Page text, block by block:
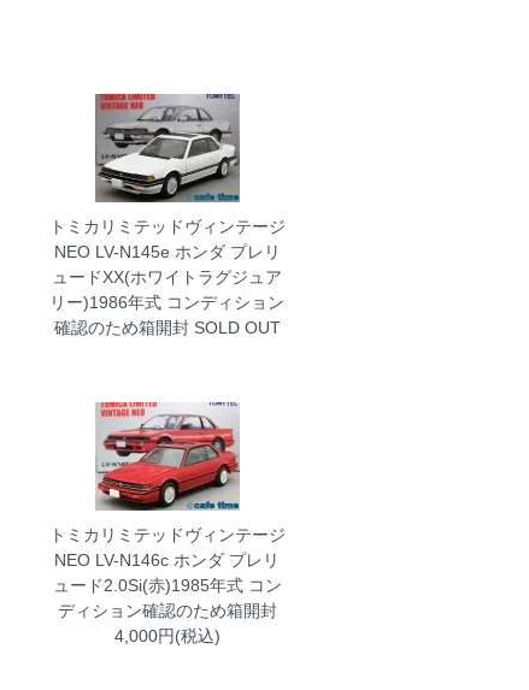
トミカリミテッドヴィンテージ
NEO LV-N145e ホンダ プレリ
ュードXX(ホワイトラグジュア
リー)1986年式 コンディション
確認のため箱開封SOLD OUT
トミカリミテッドヴィンテージ
NEO LV-N146c ホンダ プレリ
ュード2.0Si(赤)1985年式 コン
ディション確認のため箱開封
4,000円(税込)